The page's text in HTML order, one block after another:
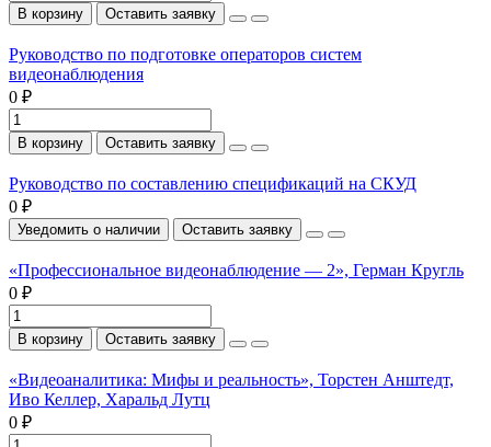
В корзину Оставить заявку
Руководство по подготовке операторов систем
видеонаблюдения
0 ₽
В корзину Оставить заявку
Руководство по составлению спецификаций на СКУД
0 ₽
Уведомить о наличии Оставить заявку
«Профессиональное видеонаблюдение — 2», Герман Кругль
0 ₽
В корзину Оставить заявку
«Видеоаналитика: Мифы и реальность», Торстен Анштедт,
Иво Келлер, Харальд Лутц
0 ₽